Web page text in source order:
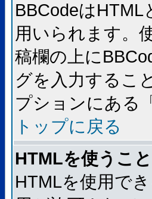
BBCodeは
用いられます。
稿欄の上に
グを入力するこ
プションにある
トップに戻る
HTMLを使うこ
HTMLを使用で